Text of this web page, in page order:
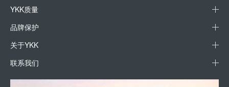
YKK质量
品牌保护
关于YKK
联系我们